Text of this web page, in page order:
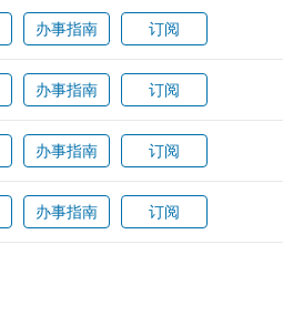
办事指南 订阅
办事指南 订阅
办事指南 订阅
办事指南 订阅